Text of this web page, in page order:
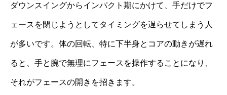
ダウンスイングからインパクト期にかけて、手だけでフ
ェースを閉じようとしてタイミングを遅らせてしまう人
が多いです。体の回転、特に下半身とコアの動きが遅れ
ると、手と腕で無理にフェースを操作することになり、
それがフェースの開きを招きます。